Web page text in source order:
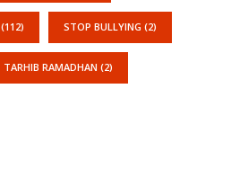
(112) STOP BULLYING (2)
TARHIB RAMADHAN (2)